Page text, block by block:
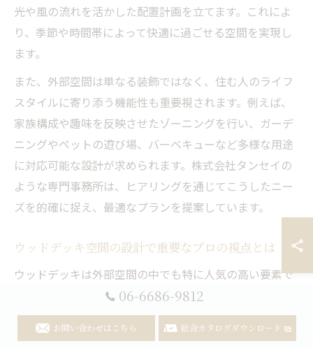
光や風の流れを活かした配置計画を立てます。これによ
り、季節や時間帯によって快適に過ごせる空間を実現し
ます。
また、外部空間は単なる装飾ではなく、住む人のライフ
スタイルに寄り添う機能性も重要視されます。例えば、
家族構成や趣味を反映させたゾーニングを行い、ガーデ
ニングやペットの遊び場、バーベキューなど多様な用途
に対応可能な設計が求められます。株式会社タンセイの
ような専門事務所は、ヒアリングを通じてこうしたニー
ズを的確に捉え、最適なプランを提案しています。
ウッドデッキ空間の設計で重要なプロの視点とは
ウッドデッキは外部空間の中でも特に人気の高い要素で
すが、設計の際にはデザイン性と機能性のバランスが重
要です。プロの視点では、まず素材選びが欠かせませ
ん。天然木の風合いを活かしつつ耐久性を確保するた
06-6686-9812
お問い合わせはこちら 総合カタログダウンロード